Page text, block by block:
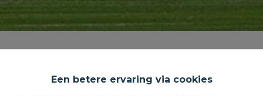
Een betere ervaring via cookies
Uniek gelegen bouwgrond aan